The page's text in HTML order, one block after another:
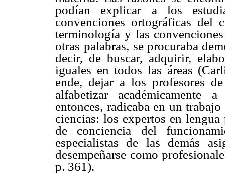
podían explicar a los
convenciones ortográficas del
terminología y las
otras palabras, se procuraba
decir, de buscar, adquirir,
iguales en todos las áreas
ende, dejar a los profesores
alfabetizar académicamente
entonces, radicaba en un
ciencias: los expertos en
de conciencia del
especialistas de las demás
desempeñarse como
p. 361).